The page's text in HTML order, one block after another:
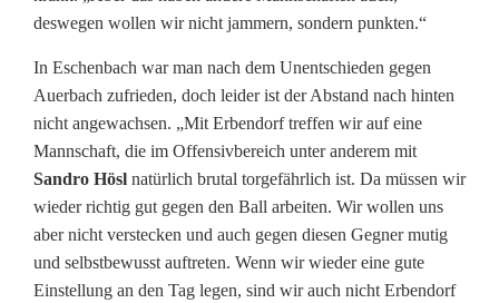
d
e
n
u
n
d
S
deswegen wollen wir nicht jammern, sondern punkten.“
In Eschenbach war man nach dem Unentschieden gegen
Auerbach zufrieden, doch leider ist der Abstand nach hinten
nicht angewachsen. „Mit Erbendorf treffen wir auf eine
Mannschaft, die im Offensivbereich unter anderem mit
Sandro Hösl natürlich brutal torgefährlich ist. Da müssen wir
wieder richtig gut gegen den Ball arbeiten. Wir wollen uns
aber nicht verstecken und auch gegen diesen Gegner mutig
und selbstbewusst auftreten. Wenn wir wieder eine gute
Einstellung an den Tag legen, sind wir auch nicht Erbendorf